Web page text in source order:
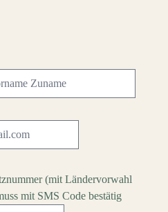
(mit Ländervorwahl
mit SMS Code bestätig